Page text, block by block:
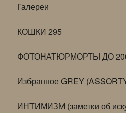
Галереи
КОШКИ 295
ФОТОНАТЮРМОРТЫ ДО
Избранное GREY
ИНТИМИЗМ (заметки об